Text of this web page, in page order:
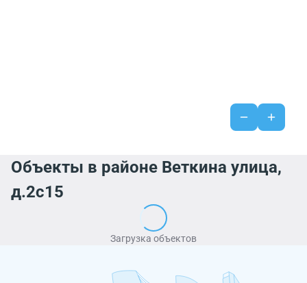
Объекты в районе Веткина улица,
д.2с15
Загрузка объектов